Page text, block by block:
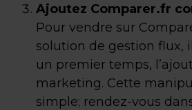
Ajoutez Comparer.fr
Pour vendre sur
solution de gestion flux,
un premier temps,
marketing. Cette
simple; rendez-vous